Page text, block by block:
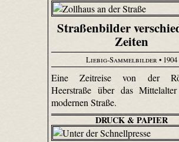
Straßenbilder
Zeiten
Liebig-Sammelbilder• 1904
Eine Zeitreise von der
Heerstraße über das
modernen Straße.
DRUCK & PAPIER